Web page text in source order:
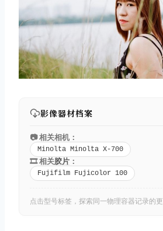
影像器材档案
📷 相关相机：
Minolta Minolta X-700
🎞️ 相关胶片 ：
Fujifilm Fujicolor 100
点击型号标签，探索同一物理容器记录的更